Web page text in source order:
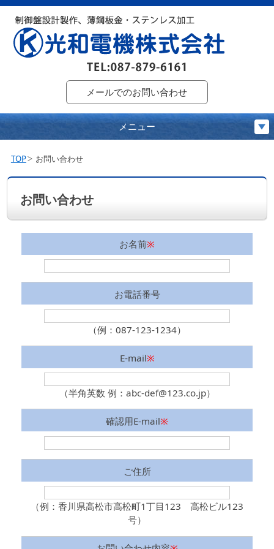
メールでのお問い合わせ
メニュー
TOP お問い合わせ
お問い合わせ
お名前※
お電話番号
（例：087-123-1234）
E-mail※
（半角英数 例：abc-def@123.co.jp）
確認用E-mail※
ご住所
（例：香川県高松市高松町1丁目123 高松ビル123
号）